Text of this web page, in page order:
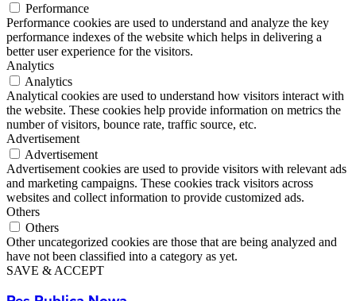
Performance
Performance cookies are used to understand and analyze the key
performance indexes of the website which helps in delivering a
better user experience for the visitors.
Analytics
Analytics
Analytical cookies are used to understand how visitors interact with
the website. These cookies help provide information on metrics the
number of visitors, bounce rate, traffic source, etc.
Advertisement
Advertisement
Advertisement cookies are used to provide visitors with relevant ads
and marketing campaigns. These cookies track visitors across
websites and collect information to provide customized ads.
Others
Others
Other uncategorized cookies are those that are being analyzed and
have not been classified into a category as yet.
SAVE & ACCEPT